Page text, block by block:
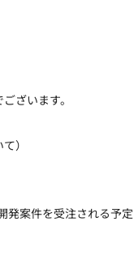
ざいます。
）
発案件を受注される予定